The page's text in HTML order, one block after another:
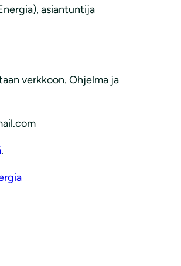
asiantuntija
verkkoon. Ohjelma ja
.